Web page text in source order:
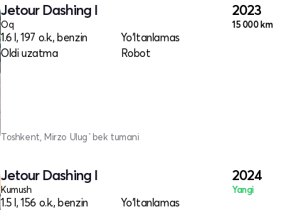
Jetour Dashing I
Oq
1.6 l, 197 o.k., benzin
Yo‘ltanlamas
Oldi uzatma
Robot
2023
15 000 km
Toshkent, Mirzo Ulug`bek tumani
Jetour Dashing I
Kumush
1.5 l, 156 o.k., benzin
Yo‘ltanlamas
2024
Yangi